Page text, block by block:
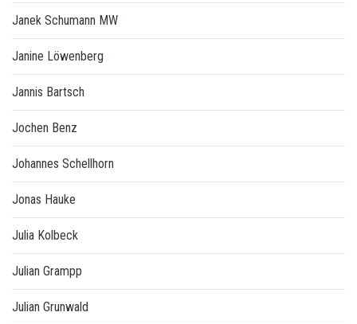
Janek Schumann MW
Janine Löwenberg
Jannis Bartsch
Jochen Benz
Johannes Schellhorn
Jonas Hauke
Julia Kolbeck
Julian Grampp
Julian Grunwald